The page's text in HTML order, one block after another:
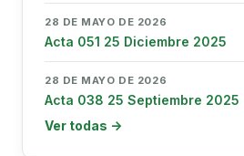
28 DE MAYO DE 2026
Acta 051 25 Diciembre 2025
28 DE MAYO DE 2026
Acta 038 25 Septiembre 2025
Ver todas →